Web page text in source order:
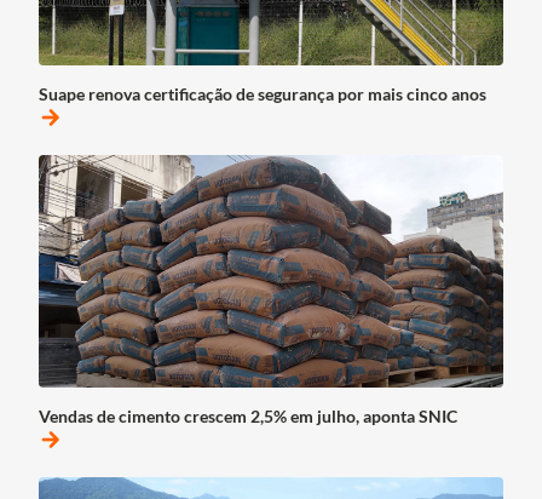
Suape renova certificação de segurança por mais cinco anos
arrow_forward
Vendas de cimento crescem 2,5% em julho, aponta SNIC
arrow_forward